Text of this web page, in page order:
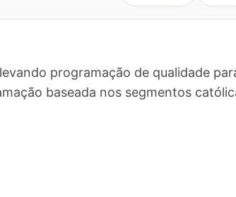
programação de qualidade
baseada nos segmentos